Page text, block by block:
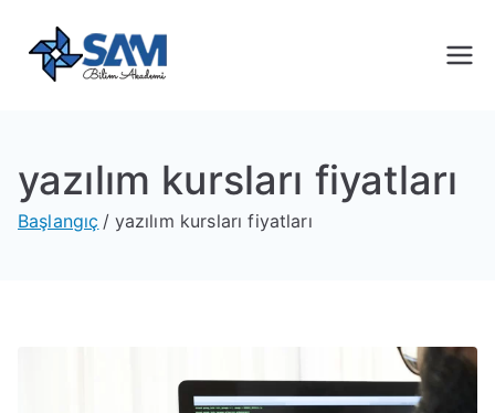
yazılım kursları fiyatları
Başlangıç yazılım kursları fiyatları